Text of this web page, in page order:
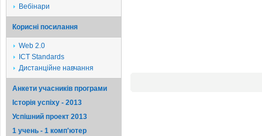
Вебінари
Корисні посилання
Web 2.0
ICT Standards
Дистанційне навчання
Анкети учасників програми
Історія успіху - 2013
Успішний проект 2013
1 учень - 1 комп'ютер